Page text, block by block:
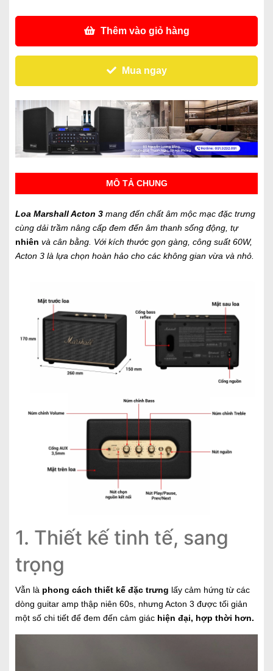
Thêm vào giỏ hàng
Mua ngay
MÔ TẢ CHUNG
Loa Marshall Acton 3 mang đến chất âm mộc mạc đặc trưng
cùng dải trầm nâng cấp đem đến âm thanh sống động, tự
nhiên và cân bằng. Với kích thước gọn gàng, công suất 60W,
Acton 3 là lựa chọn hoàn hảo cho các không gian vừa và nhỏ.
1. Thiết kế tinh tế, sang
trọng
Vẫn là phong cách thiết kế đặc trưng lấy cảm hứng từ các
dòng guitar amp thập niên 60s, nhưng Acton 3 được tối giản
một số chi tiết để đem đến cảm giác hiện đại, hợp thời hơn.